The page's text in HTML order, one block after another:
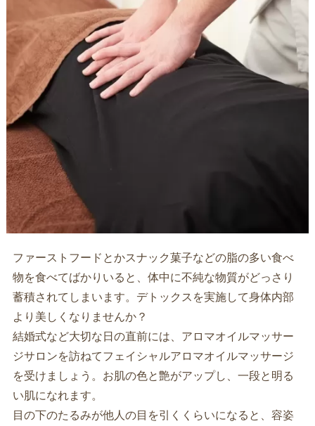
ファーストフードとかスナック菓子などの脂の多い食べ
物を食べてばかりいると、体中に不純な物質がどっさり
蓄積されてしまいます。デトックスを実施して身体内部
より美しくなりませんか？
結婚式など大切な日の直前には、アロマオイルマッサー
ジサロンを訪ねてフェイシャルアロマオイルマッサージ
を受けましょう。お肌の色と艶がアップし、一段と明る
い肌になれます。
目の下のたるみが他人の目を引くくらいになると、容姿